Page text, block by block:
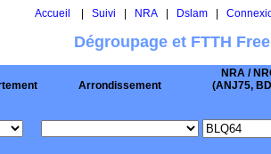
Accueil Suivi NRA| Dslam|
Dégroupage et FTTH
Arrondissement
NRA /
(ANJ75,